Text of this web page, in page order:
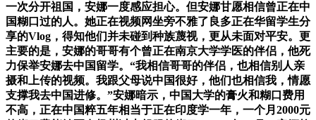
一次分开祖国，安娜一度感应担心。但安娜甘愿相信曾正在中
国糊口过的人。她正在视频网坐旁不雅了良多正在华留学生分
享的Vlog，得知他们并未碰到种族蔑视，更从未面对平安。更
主要的是，安娜的哥哥有个曾正在南京大学学医的伴侣，他死
力保举安娜去中国留学。“我相信哥哥的伴侣，也相信别人亲
摄和上传的视频。我跟父母说中国很好，他们也相信我，情愿
支撑我去中国进修。”安娜暗示，中国大学的膏火和糊口费用
不高，正在中国粹五年相当于正在印度学一年，一个月2000元